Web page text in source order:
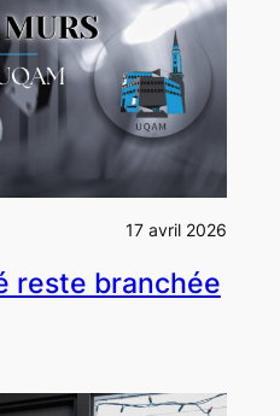
17 avril 2026
reste branchée